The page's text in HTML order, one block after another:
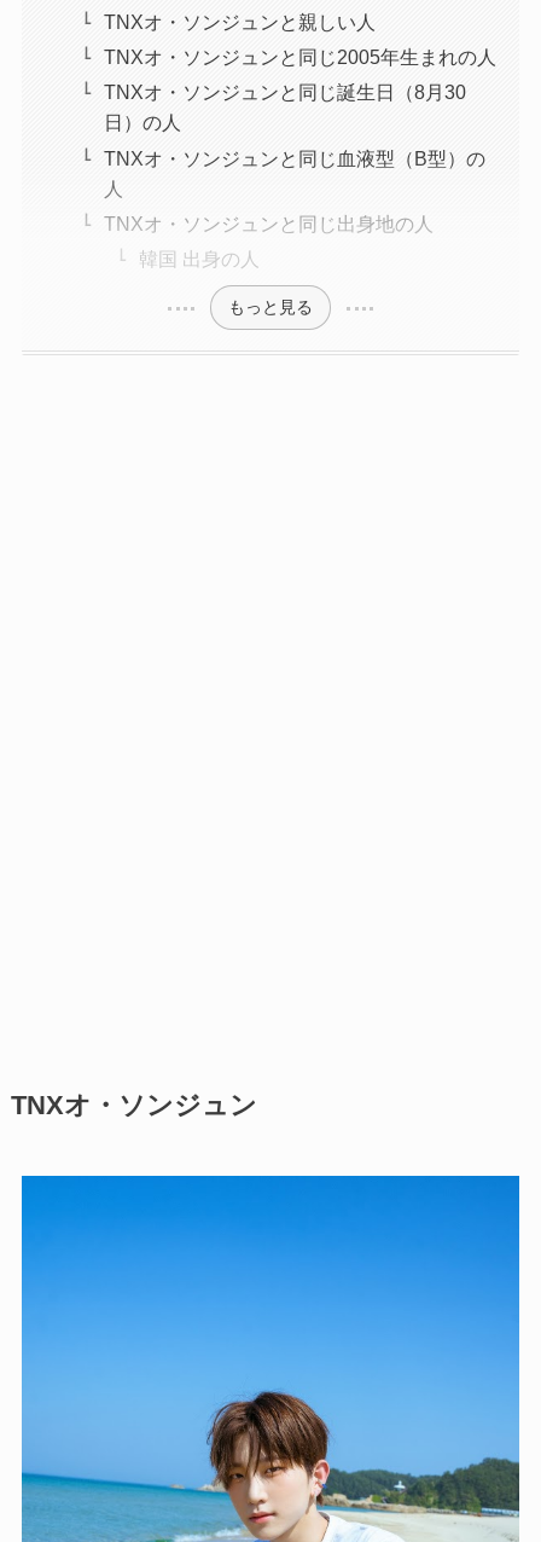
TNXオ・ソンジュンと親しい人
TNXオ・ソンジュンと同じ2005年生まれの人
TNXオ・ソンジュンと同じ誕生日（8月30
日）の人
TNXオ・ソンジュンと同じ血液型（B型）の
人
TNXオ・ソンジュンと同じ出身地の人
韓国 出身の人
もっと見る
TNXオ・ソンジュン